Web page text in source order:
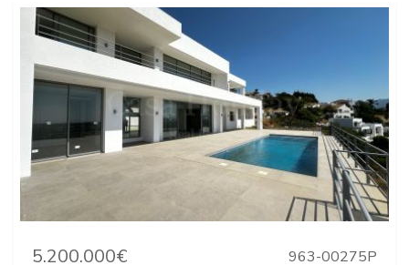
5.200.000€ 963-00275P